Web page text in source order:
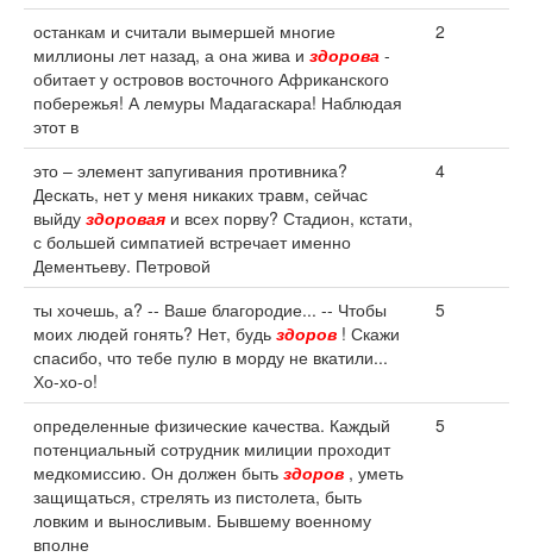
останкам и считали вымершей многие
миллионы лет назад, а она жива и здорова -
обитает у островов восточного Африканского
побережья! А лемуры Мадагаскара! Наблюдая
этот в
2
это – элемент запугивания противника?
Дескать, нет у меня никаких травм, сейчас
выйду здоровая и всех порву? Стадион, кстати,
с большей симпатией встречает именно
Дементьеву. Петровой
4
ты хочешь, а? -- Ваше благородие... -- Чтобы
моих людей гонять? Нет, будь здоров ! Скажи
спасибо, что тебе пулю в морду не вкатили...
Хо-хо-о!
5
определенные физические качества. Каждый
потенциальный сотрудник милиции проходит
медкомиссию. Он должен быть здоров , уметь
защищаться, стрелять из пистолета, быть
ловким и выносливым. Бывшему военному
вполне
5